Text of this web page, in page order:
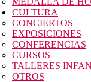
CULTURA
CONCIERTOS
EXPOSICIONES
CONFERENCIAS
CURSOS
TALLERES
OTROS